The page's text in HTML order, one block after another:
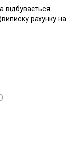
відбувається
рахунку на